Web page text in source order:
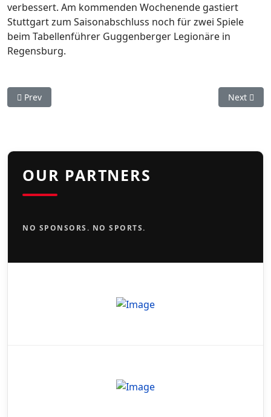
verbessert. Am kommenden Wochenende gastiert
Stuttgart zum Saisonabschluss noch für zwei Spiele
beim Tabellenführer Guggenberger Legionäre in
Regensburg.
Previous article: Zum DBL-Saisonabschluss ein Split: Reds
Prev Next
Next
OUR PARTNERS
NO SPONSORS. NO SPORTS.